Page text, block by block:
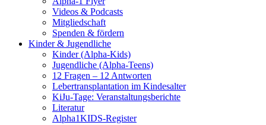
Videos & Podcasts
Mitgliedschaft
Spenden & fördern
Kinder & Jugendliche
Kinder (Alpha-Kids)
Jugendliche (Alpha-Teens)
12 Fragen – 12 Antworten
Lebertransplantation im Kindesalter
KiJu-Tage: Veranstaltungsberichte
Literatur
Alpha1KIDS-Register